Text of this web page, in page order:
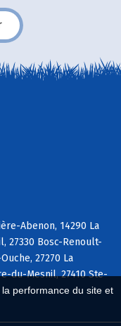
performance du site et
Abenon, 14290 La
27330 Bosc-Renoult-
27270 La
du-Mesnil, 27410 Ste-